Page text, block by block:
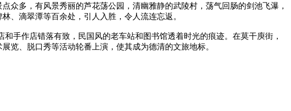
众多，有风景秀丽的芦花荡公园，清幽雅静的武陵村，荡气回肠的剑池飞瀑，
、滴翠潭等百余处，引人入胜，令人流连忘返。
手作店错落有致，民国风的老车站和图书馆透着时光的痕迹。在莫干庾街，
览、脱口秀等活动轮番上演，使其成为德清的文旅地标。